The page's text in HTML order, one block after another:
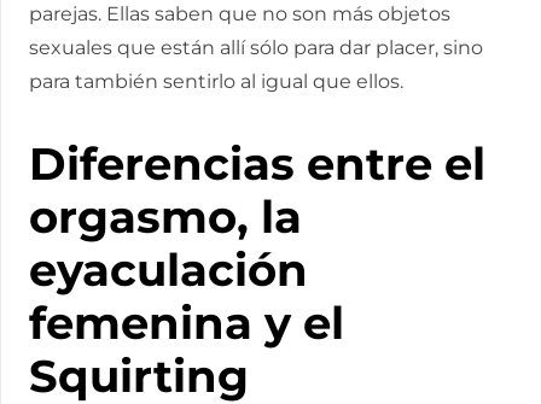
parejas. Ellas saben que no son más objetos
sexuales que están allí sólo para dar placer, sino
para también sentirlo al igual que ellos.
Diferencias entre el
orgasmo, la
eyaculación
femenina y el
Squirting